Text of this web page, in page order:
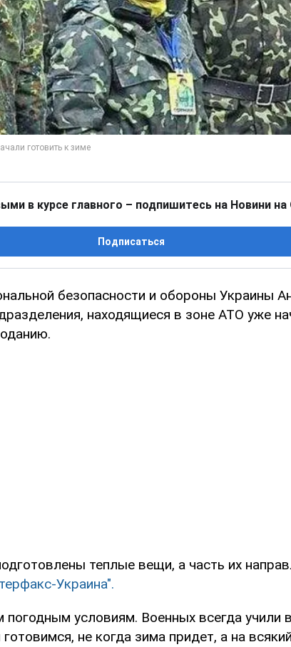
в курсе главного – подпишитесь на Новини на
Подписаться
безопасности и обороны Украины
находящиеся в зоне АТО уже
теплые вещи, а часть их
Украина".
условиям. Военных всегда учили
не когда зима придет, а на